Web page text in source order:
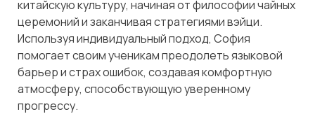
китайскую культуру, начиная от философии чайных
церемоний и заканчивая стратегиями вэйци.
Используя индивидуальный подход, София
помогает своим ученикам преодолеть языковой
барьер и страх ошибок, создавая комфортную
атмосферу, способствующую уверенному
прогрессу.